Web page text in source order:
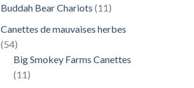
Buddah Bear Chariots 1111
Canettes de mauvaises herbes
5454
produits
Big Smokey Farms Canettes
11 11